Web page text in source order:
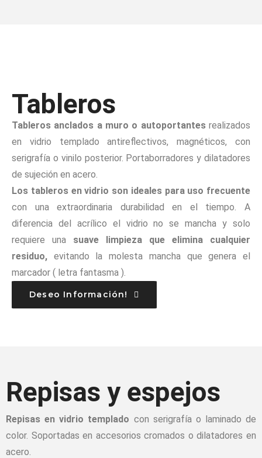
Tableros
Tableros anclados a muro o autoportantesrealizados
en vidrio templado antireflectivos, magnéticos, con
serigrafía o vinilo posterior. Portaborradores y dilatadores
de sujeción en acero.
Los tableros en vidrio son ideales para uso frecuente
con una extraordinaria durabilidad en el tiempo. A
diferencia del acrílico el vidrio no se mancha y solo
requiere una suave limpieza que elimina cualquier
residuo, evitando la molesta mancha que genera el
marcador ( letra fantasma ).
Deseo Información!
Repisas y espejos
Repisas en vidrio templado con serigrafía o laminado de
color. Soportadas en accesorios cromados o dilatadores en
acero.